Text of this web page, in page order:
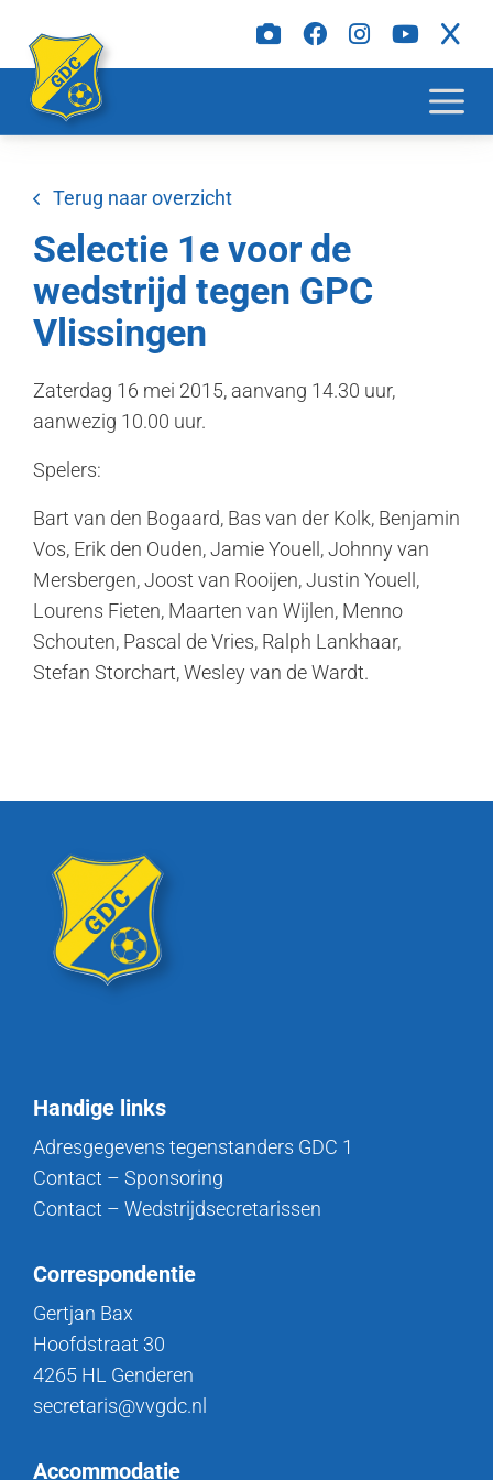
Terug naar overzicht
Selectie 1e voor de
wedstrijd tegen GPC
Vlissingen
Zaterdag 16 mei 2015, aanvang 14.30 uur,
aanwezig 10.00 uur.
Spelers:
Bart van den Bogaard, Bas van der Kolk, Benjamin
Vos, Erik den Ouden, Jamie Youell, Johnny van
Mersbergen, Joost van Rooijen, Justin Youell,
Lourens Fieten, Maarten van Wijlen, Menno
Schouten, Pascal de Vries, Ralph Lankhaar,
Stefan Storchart, Wesley van de Wardt.
Handige links
Adresgegevens tegenstanders GDC 1
Contact – Sponsoring
Contact – Wedstrijdsecretarissen
Correspondentie
Gertjan Bax
Hoofdstraat 30
4265 HL Genderen
secretaris@vvgdc.nl
Accommodatie